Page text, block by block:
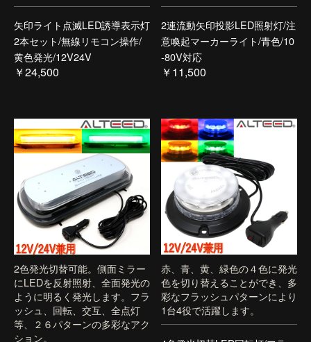
矢印ライト点滅LED誘導表示灯
2本セット/無線リモコン操作/
黄色発光/12V24V
￥24,500
2連流動矢印投影LED照射灯/注
意喚起マーカーライト/青色/10
-80V対応
￥11,500
2色発光切替可能。側面ミラー
にLEDを反射照射、全面発光の
ように明るく発光します。フラ
ッシュ、回転、交互、全点灯
等、２６パターンの多彩なアク
ション。
赤、青、黄、緑色の４色に発光
色を切り替えることができ、多
彩なフラッシュパターンにより
1台4役で活躍します。